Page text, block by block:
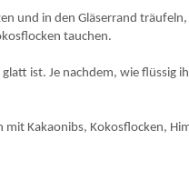
und in den Gläserrand
tauchen.
ist. Je nachdem, wie flüssig
mit Kakaonibs, Kokosflocken,